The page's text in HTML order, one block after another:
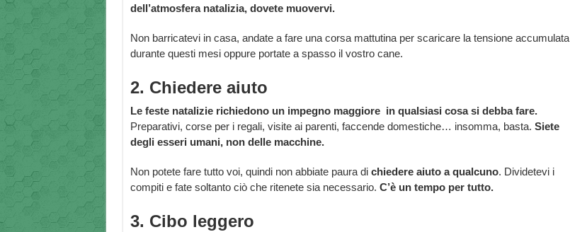
dell’atmosfera natalizia, dovete muovervi.
Non barricatevi in casa, andate a fare una corsa mattutina per scaricare la tensione accumulata
durante questi mesi oppure portate a spasso il vostro cane.
2. Chiedere aiuto
Le feste natalizie richiedono un impegno maggiore in qualsiasi cosa si debba fare.
Preparativi, corse per i regali, visite ai parenti, faccende domestiche… insomma, basta. Siete
degli esseri umani, non delle macchine.
Non potete fare tutto voi, quindi non abbiate paura dichiedere aiuto a qualcuno. Dividetevi i
compiti e fate soltanto ciò che ritenete sia necessario. C’è un tempo per tutto.
3. Cibo leggero